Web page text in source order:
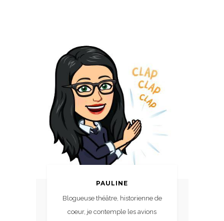
PAULINE
Blogueuse théâtre, historienne de
coeur, je contemple les avions